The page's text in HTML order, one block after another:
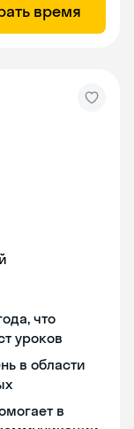
время
что
уроков
в области
в